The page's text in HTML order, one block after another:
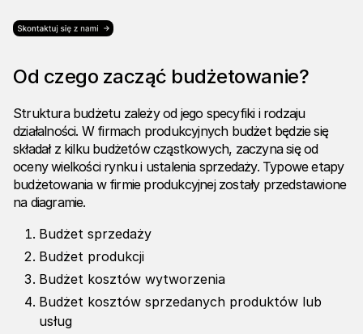
Od czego zacząć budżetowanie?
Struktura budżetu zależy od jego specyfiki i rodzaju
działalności. W firmach produkcyjnych budżet będzie się
składał z kilku budżetów cząstkowych, zaczyna się od
oceny wielkości rynku i ustalenia sprzedaży. Typowe etapy
budżetowania w firmie produkcyjnej zostały przedstawione
na diagramie.
Budżet sprzedaży
Budżet produkcji
Budżet kosztów wytworzenia
Budżet kosztów sprzedanych produktów lub
usług